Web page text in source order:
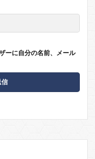
ーに自分の名前、メール